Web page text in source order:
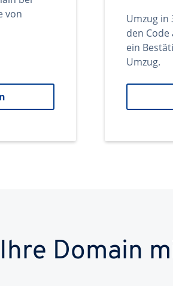
von
Umzug in
den Code
ein
Umzug.
Domain